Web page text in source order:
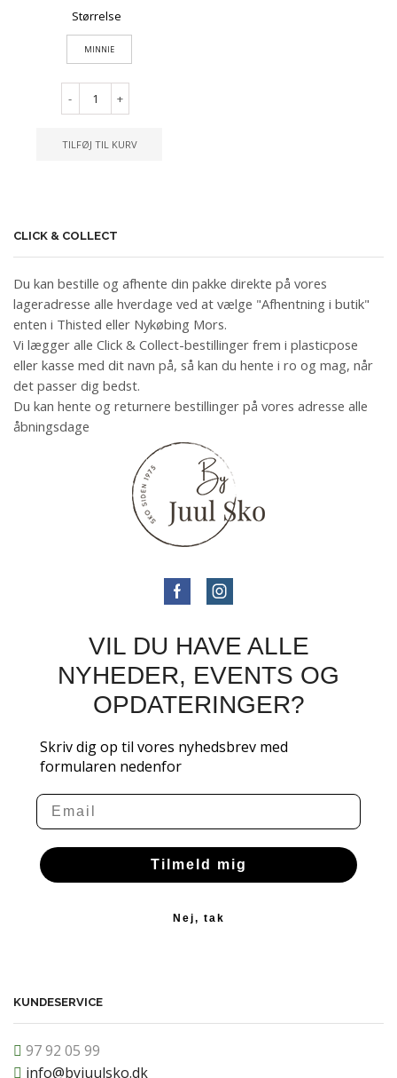
Størrelse
MINNIE
- +
TILFØJ TIL KURV
CLICK & COLLECT
Du kan bestille og afhente din pakke direkte på vores
lageradresse alle hverdage ved at vælge "Afhentning i butik"
enten i Thisted eller Nykøbing Mors.
Vi lægger alle Click & Collect-bestillinger frem i plasticpose
eller kasse med dit navn på, så kan du hente i ro og mag, når
det passer dig bedst.
Du kan hente og returnere bestillinger på vores adresse alle
åbningsdage
VIL DU HAVE ALLE
NYHEDER, EVENTS OG
OPDATERINGER?
Skriv dig op til vores nyhedsbrev med
formularen nedenfor
Email
Tilmeld mig
Nej, tak
KUNDESERVICE
97 92 05 99
info@byjuulsko.dk